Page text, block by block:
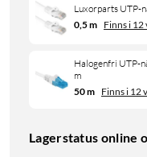
Luxorparts UTP-
0,5 m Finns i
Halogenfri UTP-
m
50 m Finns i 12
Lagerstatus online